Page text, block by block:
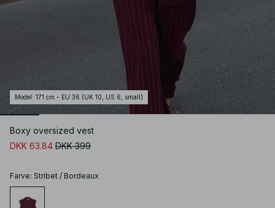
Model : 171 cm - EU 36 (UK 10, US 6, small)
Boxy oversized vest
DKK 63.84 DKK 399
Farve: Stribet / Bordeaux